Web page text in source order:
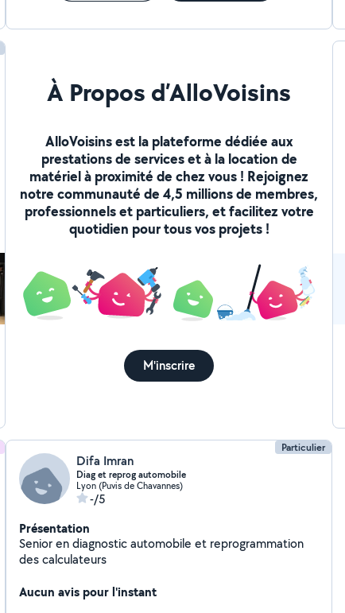
À Propos d’AlloVoisins
AlloVoisins est la plateforme dédiée aux
prestations de services et à la location de
matériel à proximité de chez vous ! Rejoignez
notre communauté de 4,5 millions de membres,
professionnels et particuliers, et facilitez votre
quotidien pour tous vos projets !
M'inscrire
Particulier
Difa Imran
Diag et reprog automobile
Lyon (Puvis de Chavannes)
-/5
Présentation
Senior en diagnostic automobile et reprogrammation
des calculateurs
Aucun avis pour l'instant